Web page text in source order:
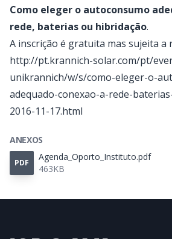
Como eleger o autoconsumo
rede, baterias ou hibridação.
A inscrição é gratuita mas sujeita a
http://pt.krannich-solar.com/pt/
unikrannich/w/s/como-eleger-o-
adequado-conexao-a-rede-
2016-11-17.html
ANEXOS
PDF
Agenda_Oporto_Instituto.pdf
463KB